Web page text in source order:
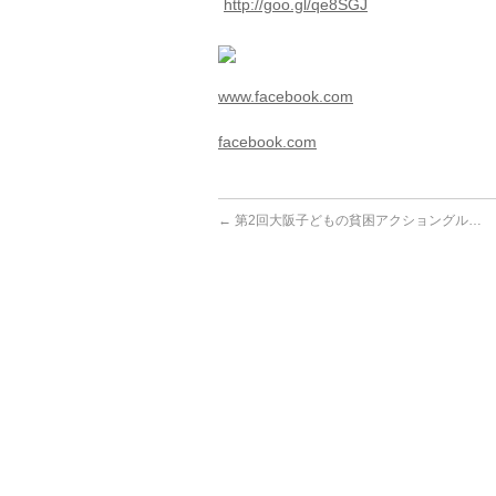
http://goo.gl/qe8SGJ
www.facebook.com
facebook.com
← 第2回大阪子どもの貧困アクショングル…